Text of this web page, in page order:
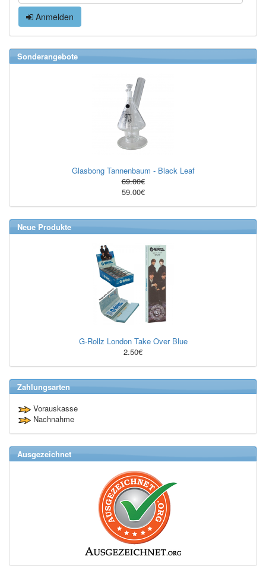
Anmelden
Sonderangebote
Glasbong Tannenbaum - Black Leaf
69.00€
59.00€
Neue Produkte
G-Rollz London Take Over Blue
2.50€
Zahlungsarten
Vorauskasse
Nachnahme
Ausgezeichnet